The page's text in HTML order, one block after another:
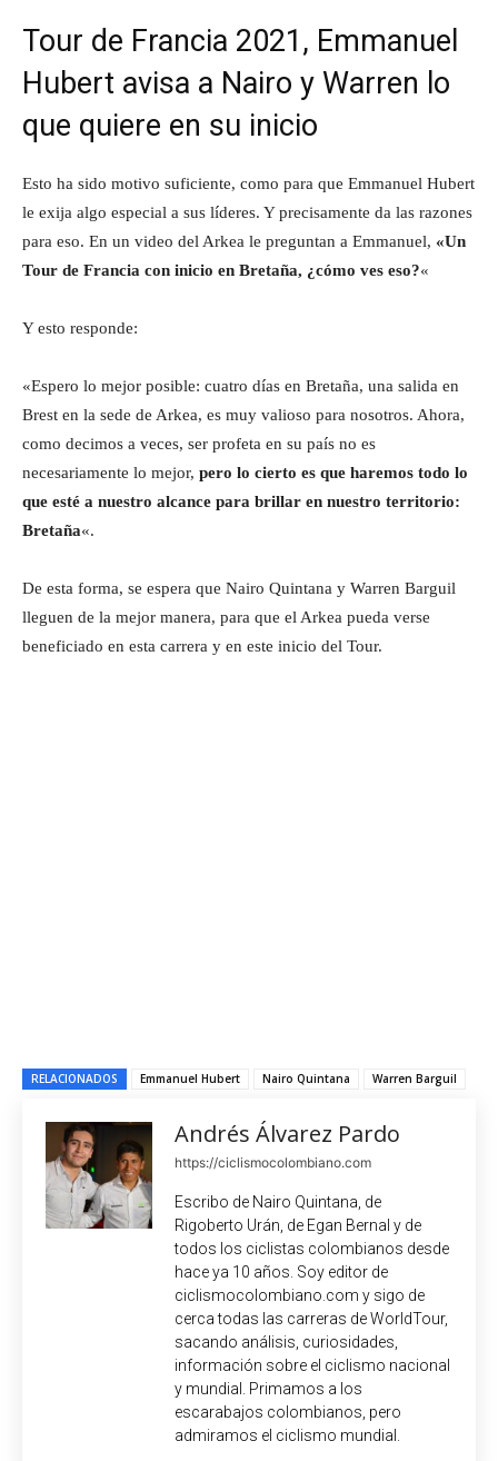
Tour de Francia 2021, Emmanuel
Hubert avisa a Nairo y Warren lo
que quiere en su inicio
Esto ha sido motivo suficiente, como para que Emmanuel Hubert
le exija algo especial a sus líderes. Y precisamente da las razones
para eso. En un video del Arkea le preguntan a Emmanuel, «Un
Tour de Francia con inicio en Bretaña, ¿cómo ves eso?«
Y esto responde:
«Espero lo mejor posible: cuatro días en Bretaña, una salida en
Brest en la sede de Arkea, es muy valioso para nosotros. Ahora,
como decimos a veces, ser profeta en su país no es
necesariamente lo mejor, pero lo cierto es que haremos todo lo
que esté a nuestro alcance para brillar en nuestro territorio:
Bretaña«.
De esta forma, se espera que Nairo Quintana y Warren Barguil
lleguen de la mejor manera, para que el Arkea pueda verse
beneficiado en esta carrera y en este inicio del Tour.
RELACIONADOS Emmanuel Hubert Nairo Quintana Warren Barguil
Andrés Álvarez Pardo
https://ciclismocolombiano.com
Escribo de Nairo Quintana, de
Rigoberto Urán, de Egan Bernal y de
todos los ciclistas colombianos desde
hace ya 10 años. Soy editor de
ciclismocolombiano.com y sigo de
cerca todas las carreras de WorldTour,
sacando análisis, curiosidades,
información sobre el ciclismo nacional
y mundial. Primamos a los
escarabajos colombianos, pero
admiramos el ciclismo mundial.